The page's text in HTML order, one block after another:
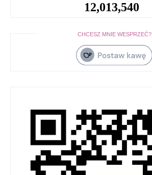
12,013,540
CHCESZ MNIE WESPRZEĆ?